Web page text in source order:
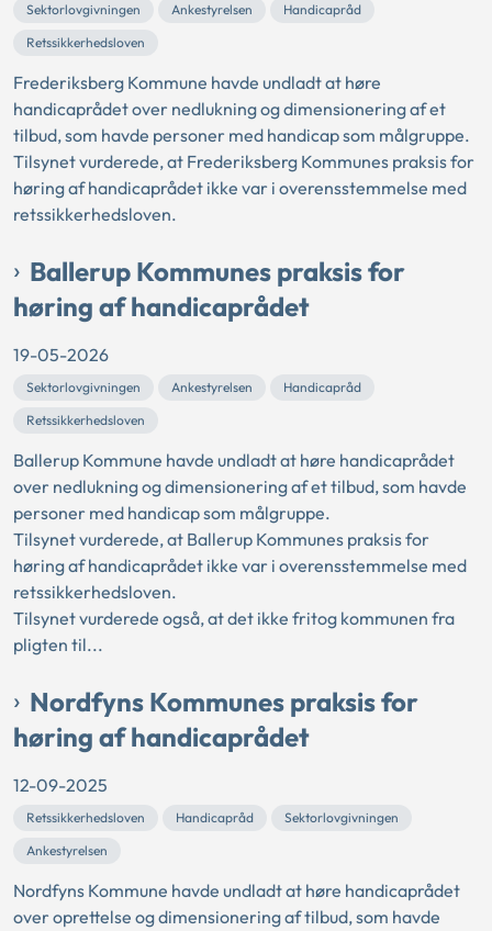
Sektorlovgivningen Ankestyrelsen
Handicapråd
Retssikkerhedsloven
Frederiksberg Kommune havde undladt at høre
handicaprådet over nedlukning og dimensionering af et
tilbud, som havde personer med handicap som målgruppe.
Tilsynet vurderede, at Frederiksberg Kommunes praksis for
høring af handicaprådet ikke var i overensstemmelse med
retssikkerhedsloven.
Ballerup Kommunes praksis for
høring af handicaprådet
19-05-2026
Sektorlovgivningen Ankestyrelsen
Handicapråd
Retssikkerhedsloven
Ballerup Kommune havde undladt at høre handicaprådet
over nedlukning og dimensionering af et tilbud, som havde
personer med handicap som målgruppe.
Tilsynet vurderede, at Ballerup Kommunes praksis for
høring af handicaprådet ikke var i overensstemmelse med
retssikkerhedsloven.
Tilsynet vurderede også, at det ikke fritog kommunen fra
pligten til...
Nordfyns Kommunes praksis for
høring af handicaprådet
12-09-2025
Retssikkerhedsloven Handicapråd
Sektorlovgivningen
Ankestyrelsen
Nordfyns Kommune havde undladt at høre handicaprådet
over oprettelse og dimensionering af tilbud, som havde